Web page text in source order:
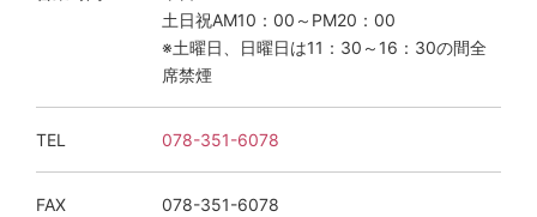
土日祝AM10：00～PM20：00
※土曜日、日曜日は11：30～16：30の間全
席禁煙
TEL 078-351-6078
FAX 078-351-6078